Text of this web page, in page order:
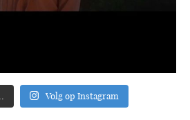
Volg op Instagram